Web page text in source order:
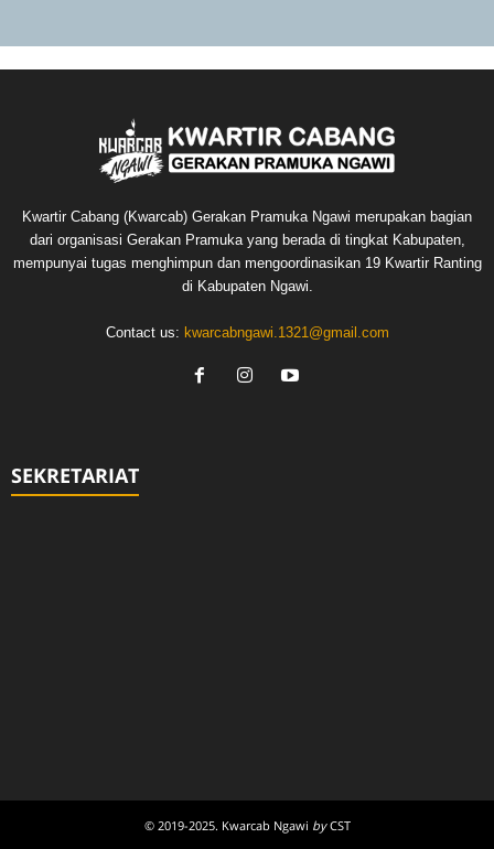
Kwartir Cabang (Kwarcab) Gerakan Pramuka Ngawi merupakan bagian
dari organisasi Gerakan Pramuka yang berada di tingkat Kabupaten,
mempunyai tugas menghimpun dan mengoordinasikan 19 Kwartir Ranting
di Kabupaten Ngawi.
Contact us: kwarcabngawi.1321@gmail.com
SEKRETARIAT
© 2019-2025. Kwarcab Ngawi byCST